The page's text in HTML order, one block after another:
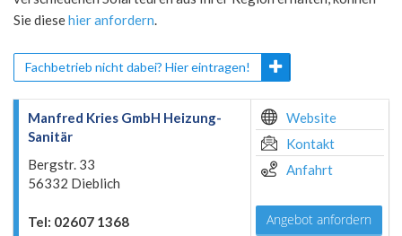
Sie diesehier anfordern.
Fachbetrieb nicht dabei? Hier eintragen!
Manfred Kries GmbH Heizung-
Sanitär
Bergstr. 33
56332 Dieblich
Tel: 02607 1368
Website
Kontakt
Anfahrt
Angebot anfordern